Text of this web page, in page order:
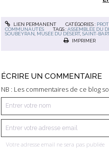
LIEN PERMANENT CATÉGORIES :
COMMUNAUTÉS
TAGS :ASSEMBLÉE DU
SOUBEYRAN MUSÉE DU DÉSERT,SAINT-
IMPRIMER
ÉCRIRE UN COMMENTAIRE
NB : Les commentaires de ce blog
Votre adresse email ne sera pas publiée